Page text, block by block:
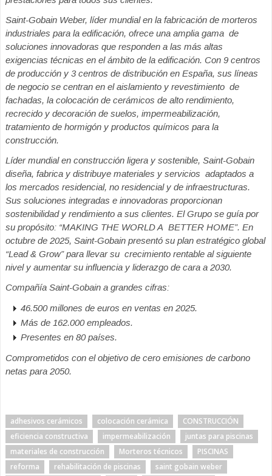
Saint-Gobain Weber, líder mundial en la fabricación de morteros
industriales para la edificación, ofrece una amplia gama de
soluciones innovadoras que responden a las más altas
exigencias técnicas en el ámbito de la edificación. Con 9 centros
de producción y 3 centros de distribución en España, sus líneas
de negocio se centran en el aislamiento y revestimiento de
fachadas, la colocación de cerámicos de alto rendimiento,
recrecido y decoración de suelos, impermeabilización,
tratamiento de hormigón y productos químicos para la
construcción.
Líder mundial en construcción ligera y sostenible, Saint-Gobain
diseña, fabrica y distribuye materiales y servicios adaptados a
los mercados residencial, no residencial y de infraestructuras.
Sus soluciones integradas e innovadoras proporcionan
sostenibilidad y rendimiento a sus clientes. El Grupo se guía por
su propósito: “MAKING THE WORLD A BETTER HOME”. En
octubre de 2025, Saint-Gobain presentó su plan estratégico global
“Lead & Grow” para llevar su crecimiento rentable al siguiente
nivel y aumentar su influencia y liderazgo de cara a 2030.
Compañía Saint-Gobain a grandes cifras:
46.500 millones de euros en ventas en 2025.
Más de 162.000 empleados.
Presentes en 80 países.
Comprometidos con el objetivo de cero emisiones de carbono
netas para 2050.
adhesivos cerámicos colocación cerámica
CONSTRUCCIÓN
eficiencia constructiva
impermeabilización
juntas para piscinas
materiales de construcción
Morteros técnicos
PISCINAS
reforma
rehabilitación de piscinas
saint gobain weber